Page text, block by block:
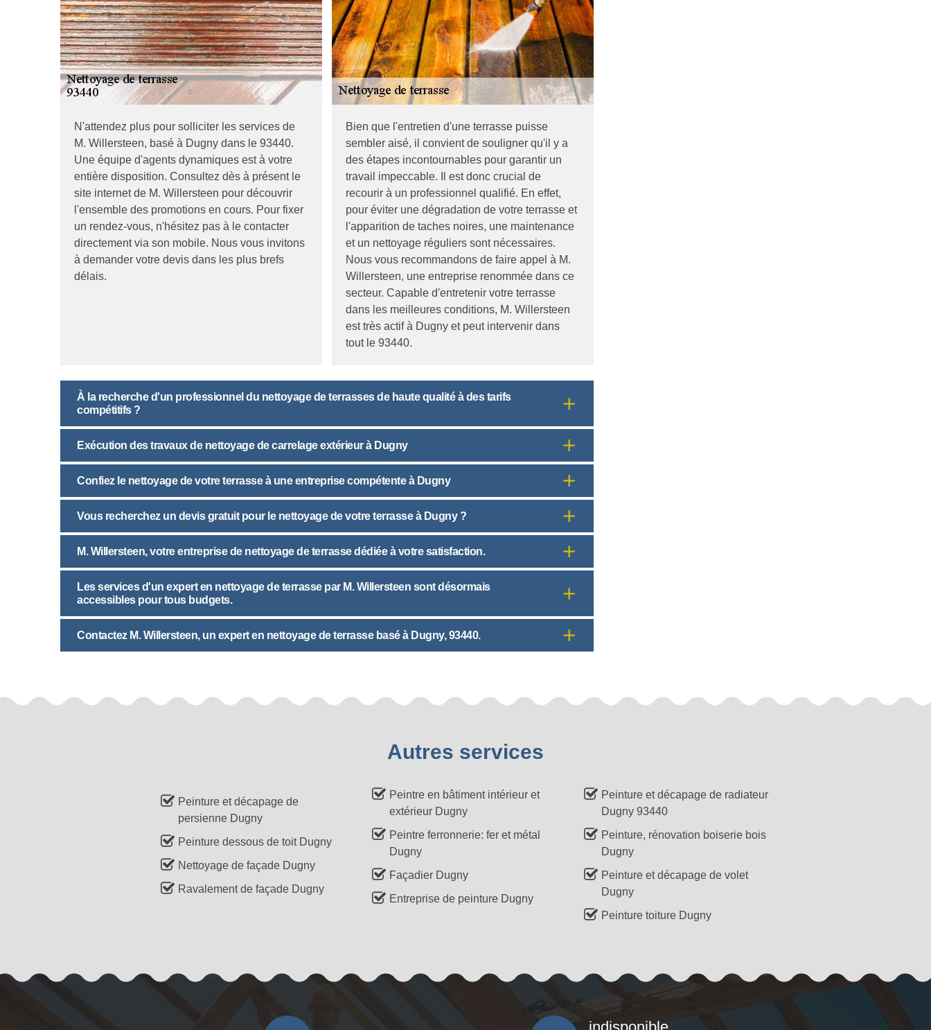
N'attendez plus pour solliciter les services de
M. Willersteen, basé à Dugny dans le 93440.
Une équipe d'agents dynamiques est à votre
entière disposition. Consultez dès à présent le
site internet de M. Willersteen pour découvrir
l'ensemble des promotions en cours. Pour fixer
un rendez-vous, n'hésitez pas à le contacter
directement via son mobile. Nous vous invitons
à demander votre devis dans les plus brefs
délais.
Bien que l'entretien d'une terrasse puisse
sembler aisé, il convient de souligner qu'il y a
des étapes incontournables pour garantir un
travail impeccable. Il est donc crucial de
recourir à un professionnel qualifié. En effet,
pour éviter une dégradation de votre terrasse et
l'apparition de taches noires, une maintenance
et un nettoyage réguliers sont nécessaires.
Nous vous recommandons de faire appel à M.
Willersteen, une entreprise renommée dans ce
secteur. Capable d'entretenir votre terrasse
dans les meilleures conditions, M. Willersteen
est très actif à Dugny et peut intervenir dans
tout le 93440.
À la recherche d'un professionnel du nettoyage de terrasses de haute qualité à des tarifs
compétitifs ?
Exécution des travaux de nettoyage de carrelage extérieur à Dugny
Confiez le nettoyage de votre terrasse à une entreprise compétente à Dugny
Vous recherchez un devis gratuit pour le nettoyage de votre terrasse à Dugny ?
M. Willersteen, votre entreprise de nettoyage de terrasse dédiée à votre satisfaction.
Les services d'un expert en nettoyage de terrasse par M. Willersteen sont désormais
accessibles pour tous budgets.
Contactez M. Willersteen, un expert en nettoyage de terrasse basé à Dugny, 93440.
Autres services
Peinture et décapage de
persienne Dugny
Peinture dessous de toit Dugny
Nettoyage de façade Dugny
Ravalement de façade Dugny
Peintre en bâtiment intérieur et
extérieur Dugny
Peintre ferronnerie: fer et métal
Dugny
Façadier Dugny
Entreprise de peinture Dugny
Peinture et décapage de radiateur
Dugny 93440
Peinture, rénovation boiserie bois
Dugny
Peinture et décapage de volet
Dugny
Peinture toiture Dugny
indisponible